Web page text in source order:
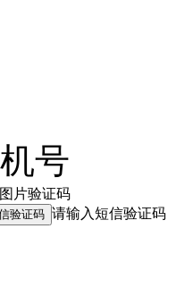
号
片验证码
验证码 请输入短信验证码